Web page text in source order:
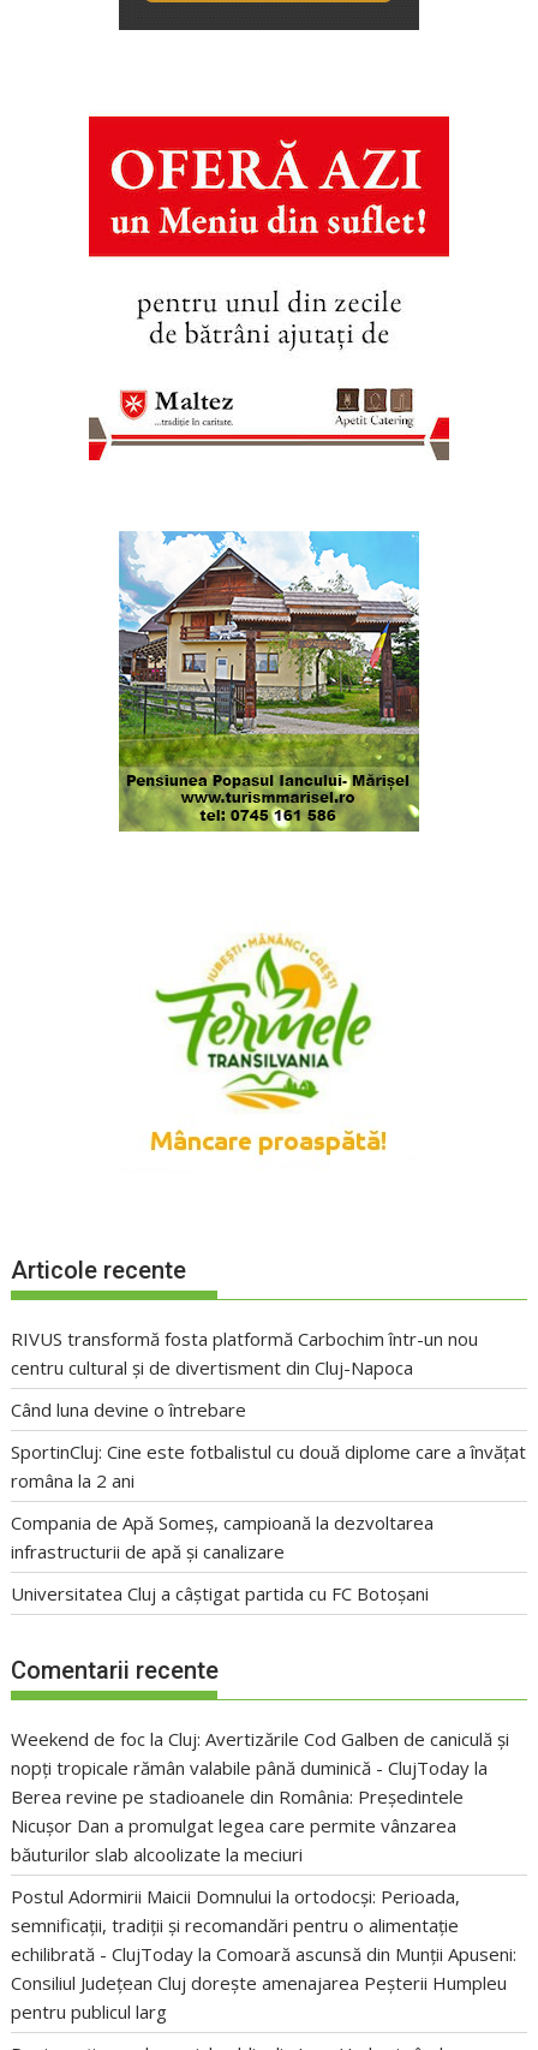
Articole recente
RIVUS transformă fosta platformă Carbochim într-un nou
centru cultural și de divertisment din Cluj-Napoca
Când luna devine o întrebare
SportinCluj: Cine este fotbalistul cu două diplome care a învățat
româna la 2 ani
Compania de Apă Someș, campioană la dezvoltarea
infrastructurii de apă și canalizare
Universitatea Cluj a câștigat partida cu FC Botoșani
Comentarii recente
Weekend de foc la Cluj: Avertizările Cod Galben de caniculă și
nopți tropicale rămân valabile până duminică - ClujToday la
Berea revine pe stadioanele din România: Președintele
Nicușor Dan a promulgat legea care permite vânzarea
băuturilor slab alcoolizate la meciuri
Postul Adormirii Maicii Domnului la ortodocși: Perioada,
semnificații, tradiții și recomandări pentru o alimentație
echilibrată - ClujToday laComoară ascunsă din Munții Apuseni:
Consiliul Județean Cluj dorește amenajarea Peșterii Humpleu
pentru publicul larg